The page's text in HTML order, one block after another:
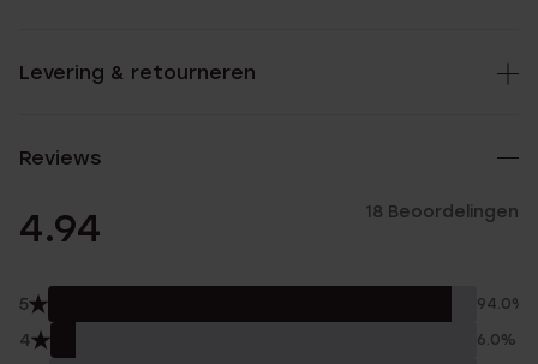
Levering & retourneren
Reviews
4.94 18 Beoordelingen
5 94.0%
4 6.0%